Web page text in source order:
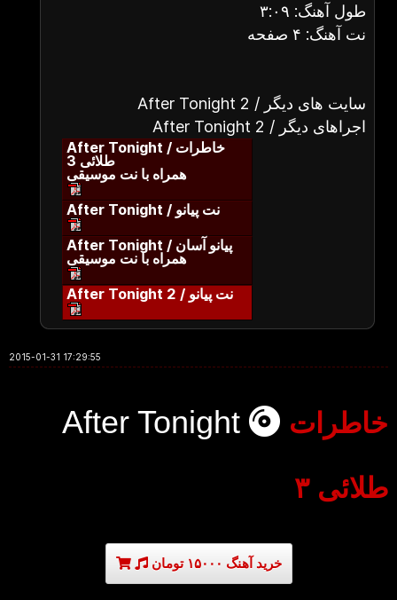
طول آهنگ: ۳:۰۹
نت آهنگ: ۴ صفحه
After Tonight 2 / سایت های دیگر
After Tonight 2 / اجراهای دیگر
After Tonight / خاطرات
طلائی 3
همراه با نت موسیقی
After Tonight / نت پیانو
After Tonight / پیانو آسان
همراه با نت موسیقی
After Tonight 2 / نت پیانو
2015-01-31 17:29:55
After Tonight خاطرات
طلائی ۳
خرید آهنگ ۱۵۰۰۰ تومان